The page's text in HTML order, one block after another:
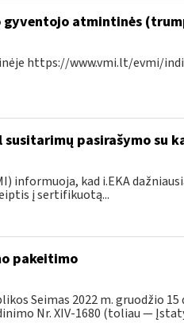
gyventojo atmintinės
https://www.vmi.lt/evmi/
pasirašymo su
informuoja, kad i.EKA
į sertifikuotą...
pakeitimo
Seimas 2022 m. gruodžio
Nr. XIV-1680 (toliau —